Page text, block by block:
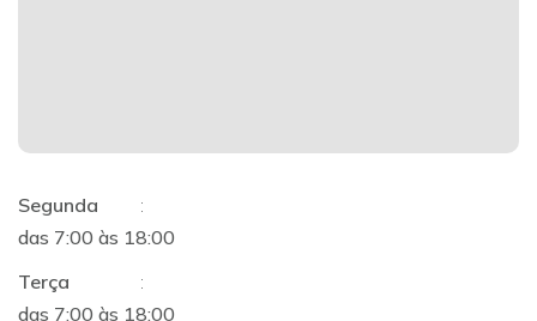
Segunda
:
das 7:00 às 18:00
Terça
:
das 7:00 às 18:00